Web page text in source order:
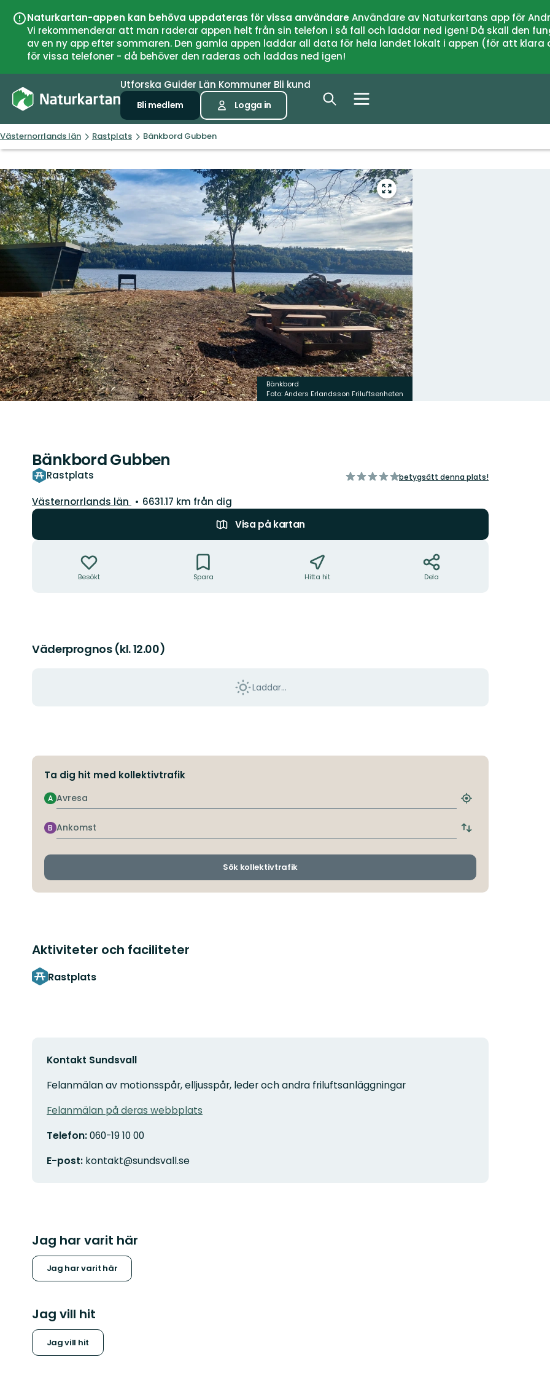
Naturkartan-appen kan behöva uppdateras för vissa användareAnvändare av Naturkartans app för
Vi rekommenderar att man raderar appen helt från sin telefon i så fall och laddar ned igen! Då skall den
av en ny app efter sommaren. Den gamla appen laddar all data för hela landet lokalt i appen (för att
för vissa telefoner - då behöver den raderas och laddas ned igen!
Utforska Guider Län Kommuner Bli kund
Bli medlem Logga in
Västernorrlands län Rastplats Bänkbord Gubben
Gå
till
helskärmsläge
Bänkbord
Foto: Anders Erlandsson Friluftsenheten
Bänkbord Gubben
Rastplats
av
betygsätt denna plats!
Län:
Västernorrlands län
6631.17 km från dig
Visa på kartan
Besökt Spara Hitta hit Dela
Väderprognos (kl. 12.00)
Laddar...
Ta dig hit med kollektivtrafik
Avresa
A
Hitta
hållplats
Ankomst
B
Byt
och
Sök kollektivtrafik
Aktiviteter och faciliteter
Rastplats
Kontakt Sundsvall
Felanmälan av motionsspår, elljusspår, leder och andra friluftsanläggningar
Felanmälan på deras webbplats
Telefon:060-19 10 00
E-post: kontakt@sundsvall.se
Jag har varit här
Jag har varit här
Jag vill hit
Jag vill hit